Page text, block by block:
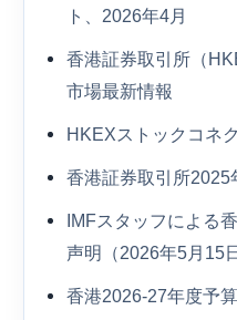
ト、2026年4月
香港証券取引所（
市場最新情報
HKEXストックコネ
香港証券取引所2025
IMFスタッフによる
声明（2026年5月15日
香港2026-27年度予